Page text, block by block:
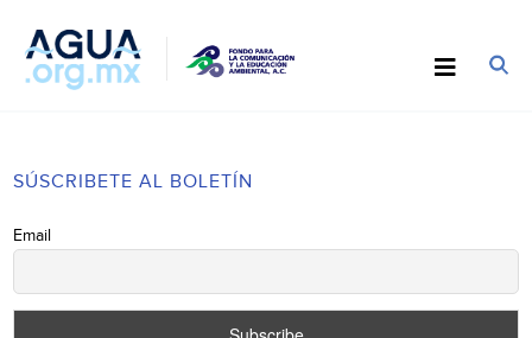
SÚSCRIBETE AL BOLETÍN
Email